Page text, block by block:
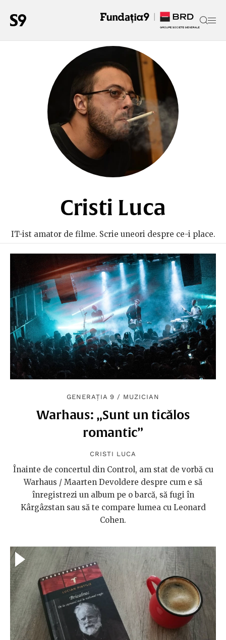
Cristi Luca
IT-ist amator de filme. Scrie uneori despre ce-i place.
GENERAȚIA 9 / MUZICIAN
Warhaus: „Sunt un ticălos
romantic”
CRISTI LUCA
Înainte de concertul din Control, am stat de vorbă cu
Warhaus / Maarten Devoldere despre cum e să
înregistrezi un album pe o barcă, să fugi în
Kârgâzstan sau să te compare lumea cu Leonard
Cohen.